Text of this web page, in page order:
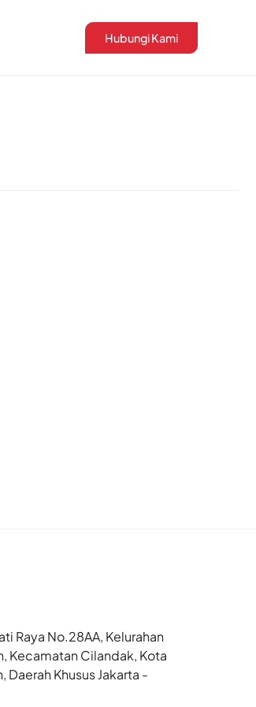
Hubungi Kami
Raya No.28AA, Kelurahan
Kecamatan Cilandak, Kota
Daerah Khusus Jakarta -